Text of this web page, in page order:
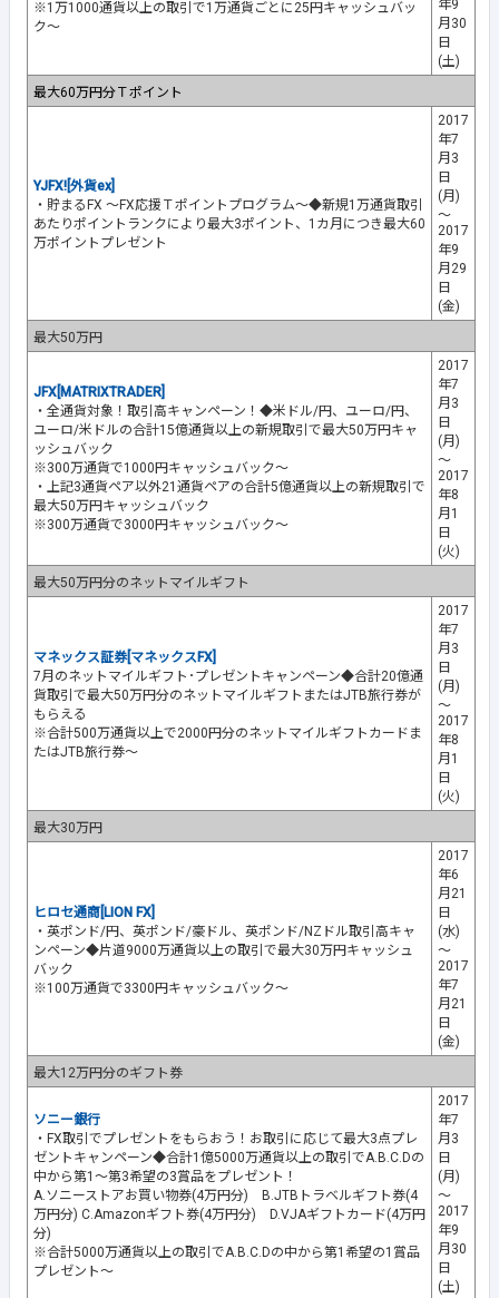
※1万1000通貨以上の取引で1万通貨ごとに25円キャッシュバッ
ク～
年9
月30
日
(土)
最大60万円分Ｔポイント
YJFX![外貨ex]
・貯まるFX ～FX応援Ｔポイントプログラム～◆新規1万通貨取引
あたりポイントランクにより最大3ポイント、1カ月につき最大60
万ポイントプレゼント
2017
年7
月3
日
(月)
～
2017
年9
月29
日
(金)
最大50万円
JFX[MATRIXTRADER]
・全通貨対象！取引高キャンペーン！◆米ドル/円、ユーロ/円、
ユーロ/米ドルの合計15億通貨以上の新規取引で最大50万円キャ
ッシュバック
※300万通貨で1000円キャッシュバック～
・上記3通貨ペア以外21通貨ペアの合計5億通貨以上の新規取引で
最大50万円キャッシュバック
※300万通貨で3000円キャッシュバック～
2017
年7
月3
日
(月)
～
2017
年8
月1
日
(火)
最大50万円分のネットマイルギフト
マネックス証券[マネックスFX]
7月のネットマイルギフト･プレゼントキャンペーン◆合計20億通
貨取引で最大50万円分のネットマイルギフトまたはJTB旅行券が
もらえる
※合計500万通貨以上で2000円分のネットマイルギフトカードま
たはJTB旅行券～
2017
年7
月3
日
(月)
～
2017
年8
月1
日
(火)
最大30万円
ヒロセ通商[LION FX]
・英ポンド/円、英ポンド/豪ドル、英ポンド/NZドル取引高キャ
ンペーン◆片道9000万通貨以上の取引で最大30万円キャッシュ
バック
※100万通貨で3300円キャッシュバック～
2017
年6
月21
日
(水)
～
2017
年7
月21
日
(金)
最大12万円分のギフト券
ソニー銀行
・FX取引でプレゼントをもらおう！お取引に応じて最大3点プレ
ゼントキャンペーン◆合計1億5000万通貨以上の取引でA.B.C.Dの
中から第1～第3希望の3賞品をプレゼント！
A.ソニーストアお買い物券(4万円分) B.JTBトラベルギフト券(4
万円分) C.Amazonギフト券(4万円分) D.VJAギフトカード(4万円
分)
※合計5000万通貨以上の取引でA.B.C.Dの中から第1希望の1賞品
プレゼント～
2017
年7
月3
日
(月)
～
2017
年9
月30
日
(土)